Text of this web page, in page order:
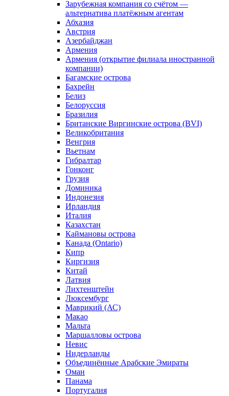
Зарубежная компания со счётом —
альтернатива платёжным агентам
Абхазия
Австрия
Азербайджан
Армения
Армения (открытие филиала иностранной
компании)
Багамские острова
Бахрейн
Белиз
Белоруссия
Бразилия
Британские Виргинские острова (BVI)
Великобритания
Венгрия
Вьетнам
Гибралтар
Гонконг
Грузия
Доминика
Индонезия
Ирландия
Италия
Казахстан
Каймановы острова
Канада (Ontario)
Кипр
Киргизия
Китай
Латвия
Лихтенштейн
Люксембург
Маврикий (АС)
Макао
Мальта
Маршалловы острова
Нeвис
Нидерланды
Объединённые Арабские Эмираты
Оман
Панама
Португалия